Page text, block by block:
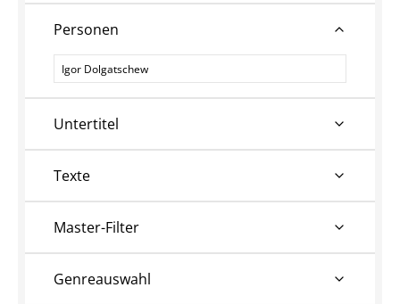
Personen
Personen
Untertitel
Texte
Master-Filter
Genreauswahl